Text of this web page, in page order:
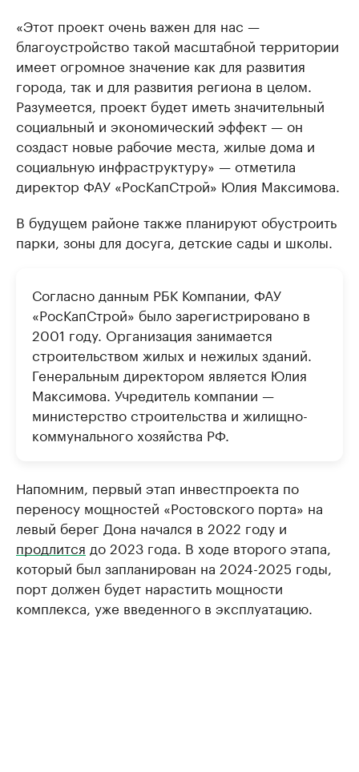
«Этот проект очень важен для нас —
благоустройство такой масштабной территории
имеет огромное значение как для развития
города, так и для развития региона в целом.
Разумеется, проект будет иметь значительный
социальный и экономический эффект — он
создаст новые рабочие места, жилые дома и
социальную инфраструктуру» — отметила
директор ФАУ «РосКапСтрой» Юлия Максимова.
В будущем районе также планируют обустроить
парки, зоны для досуга, детские сады и школы.
Согласно данным РБК Компании, ФАУ
«РосКапСтрой» было зарегистрировано в
2001 году. Организация занимается
строительством жилых и нежилых зданий.
Генеральным директором является Юлия
Максимова. Учредитель компании —
министерство строительства и жилищно-
коммунального хозяйства РФ.
Напомним, первый этап инвестпроекта по
переносу мощностей «Ростовского порта» на
левый берег Дона начался в 2022 году и
продлится до 2023 года. В ходе второго этапа,
который был запланирован на 2024-2025 годы,
порт должен будет нарастить мощности
комплекса, уже введенного в эксплуатацию.